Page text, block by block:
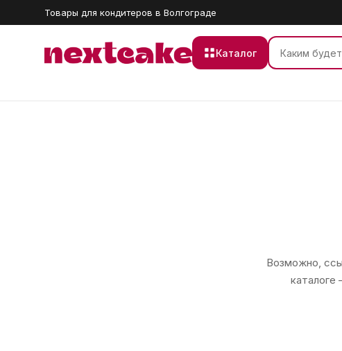
Товары для кондитеров в Волгограде
Каталог
Возможно,
каталоге